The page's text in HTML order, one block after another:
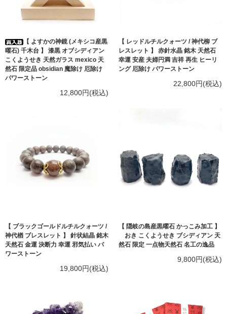
【 よすかの神鏡 (メキシコ産黒
曜石) 千木台 】 漆黒 オブシディアン
こくようせき 天然ガラス mexico 天
然石 限定品 obsidian 魔除け 厄除け
パワーストーン
12,800円(税込)
【 レッドルチルクォーツ / 神代柳 ブ
レスレット 】 赤針水晶 銘木 天然石
幸運 安産 夫婦円満 吉祥 再生 ヒーリ
ング 厄除け パワーストーン
22,800円(税込)
【 ブラックゴールドルチルクォーツ /
神代楢 ブレスレット 】 針状結晶 銘木
天然石 金運 決断力 幸運 邪気払い パ
ワーストーン
19,800円(税込)
【 隠岐の島産黒曜石 かっこみ加工 】
おき こくようせき ブシディアン 天
然石 限定 一点物天然石 名工の逸品
9,800円(税込)